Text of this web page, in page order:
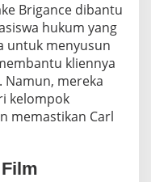
Brigance dibantu
hukum yang
untuk menyusun
kliennya
mereka
kelompok
memastikan Carl